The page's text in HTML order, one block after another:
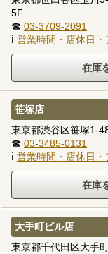
5F
☎ 03-3709-2091
ℹ 営業時間・店休日
笹塚店
東京都渋谷区笹塚1-
☎ 03-3485-0131
ℹ 営業時間・店休日
大手町ビル店
東京都千代田区大手